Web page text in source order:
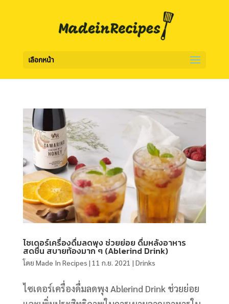
เลือกหน้า
ไซเดอร์เครื่องดื่มลดพุง ช่วยย่อย ดื่มหลังอาหาร
สดชื่น สบายท้องมาก ๆ (Ablerind Drink)
โดย Made In Recipes | 11 ก.ย. 2021 | Drinks
ไซเดอร์เครื่องดื่มลดพุง Ablerind Drink ช่วยย่อย